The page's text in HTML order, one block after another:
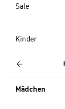
Sale
Kinder
Mädchen